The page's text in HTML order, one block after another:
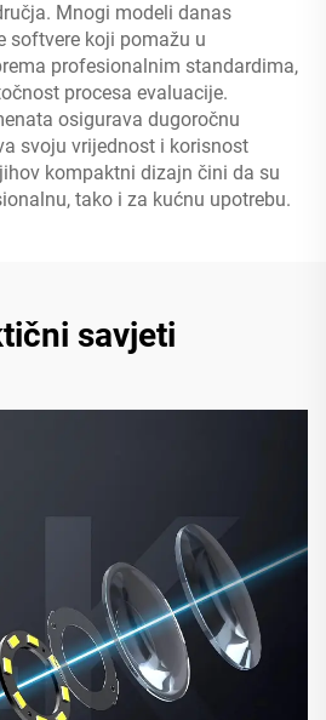
Mnogi modeli danas
softvere koji pomažu u
profesionalnim standardima,
procesa evaluacije.
osigurava dugoročnu
svoju vrijednost i korisnost
kompaktni dizajn čini da su
tako i za kućnu upotrebu.
savjeti